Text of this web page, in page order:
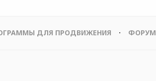
ДЛЯ ПРОДВИЖЕНИЯ ФОРУМ